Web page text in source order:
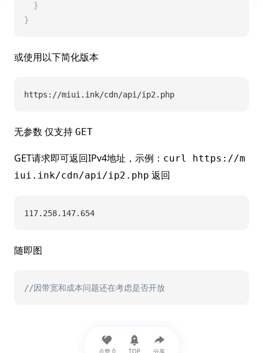
}
}
或使用以下简化版本
https://miui.ink/cdn/api/ip2.php
无参数 仅支持 GET
GET请求即可返回IPv4地址，示例： curl https://m
iui.ink/cdn/api/ip2.php 返回
117.258.147.654
随即图
//因带宽和成本问题还在考虑是否开放
点赞 0 TOP 分享